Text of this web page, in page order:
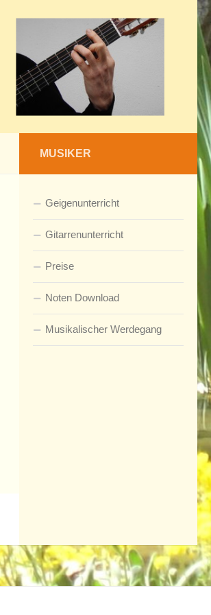
MUSIKER
Geigenunterricht
Gitarrenunterricht
Preise
Noten Download
Musikalischer Werdegang